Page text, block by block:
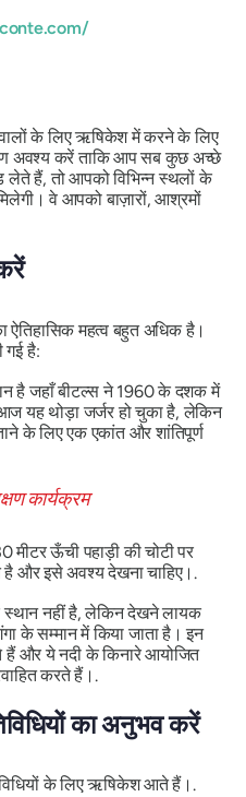
के लिए ऋषिकेश में करने के लिए
अवश्य करें ताकि आप सब कुछ अच्छे
हैं, तो आपको विभिन्न स्थलों के
वे आपको बाज़ारों, आश्रमों
महत्व बहुत अधिक है।
गई है:
है जहाँ बीटल्स ने 1960 के दशक में
यह थोड़ा जर्जर हो चुका है, लेकिन
के लिए एक एकांत और शांतिपूर्ण
मीटर ऊँची पहाड़ी की चोटी पर
है और इसे अवश्य देखना चाहिए।.
स्थान नहीं है, लेकिन देखने लायक
के सम्मान में किया जाता है। इन
हैं और ये नदी के किनारे आयोजित
करते हैं।.
का अनुभव करें
के लिए ऋषिकेश आते हैं।.